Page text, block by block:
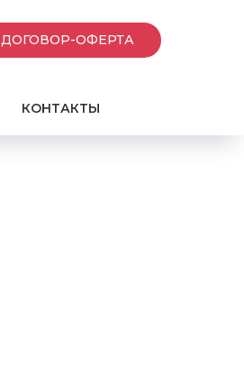
ДОГОВОР-ОФЕРТА
КОНТАКТЫ